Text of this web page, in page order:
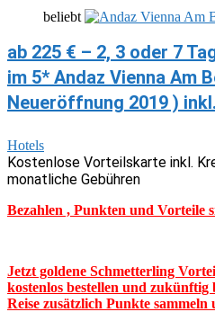
beliebt
ab 225 € – 2, 3 oder 7
im 5* Andaz Vienna Am
Neueröffnung 2019 )
Hotels
Kostenlose Vorteilskarte inkl.
monatliche Gebühren
Bezahlen , Punkten und Vorteile
Jetzt goldene Schmetterling
kostenlos bestellen und zukünftig
Reise zusätzlich Punkte